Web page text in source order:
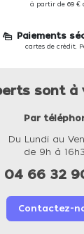
à partir de 69 €
Paiements
cartes de crédit,
sont à
Par
Du Lundi au
de 9h à
04 66 32
Contactez-